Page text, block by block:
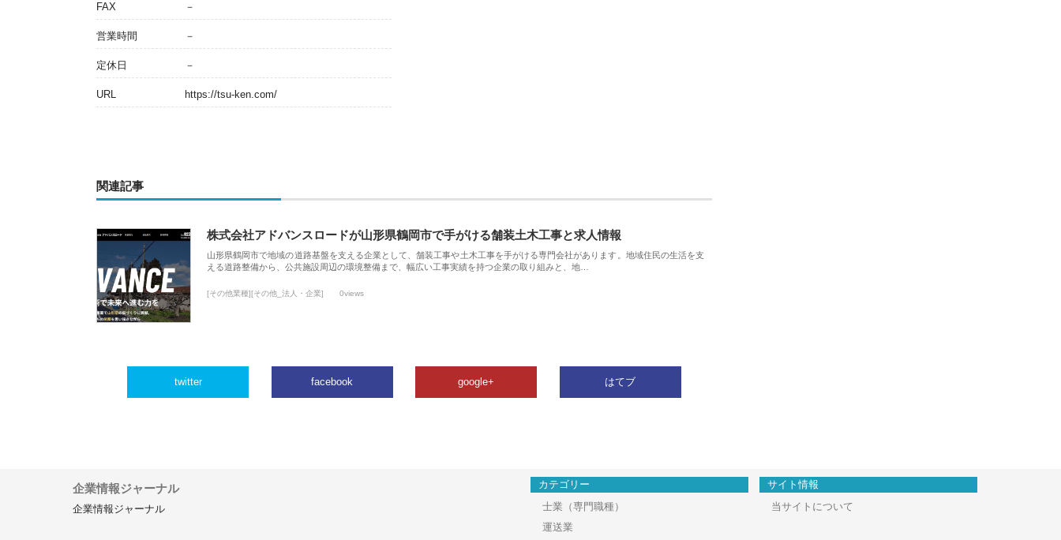
FAX －
営業時間 －
定休日 －
URL https://tsu-ken.com/
関連記事
株式会社アドバンスロードが山形県鶴岡市で手がける舗装土木工事と求人情報
山形県鶴岡市で地域の道路基盤を支える企業として、舗装工事や土木工事を手がける専門会社があります。地域住民の生活を支
える道路整備から、公共施設周辺の環境整備まで、幅広い工事実績を持つ企業の取り組みと、地…
[その他業種][その他_法人・企業] 0views
twitter facebook google+ はてブ
企業情報ジャーナル
企業情報ジャーナル
カテゴリー
士業（専門職種）
運送業
サイト情報
当サイトについて